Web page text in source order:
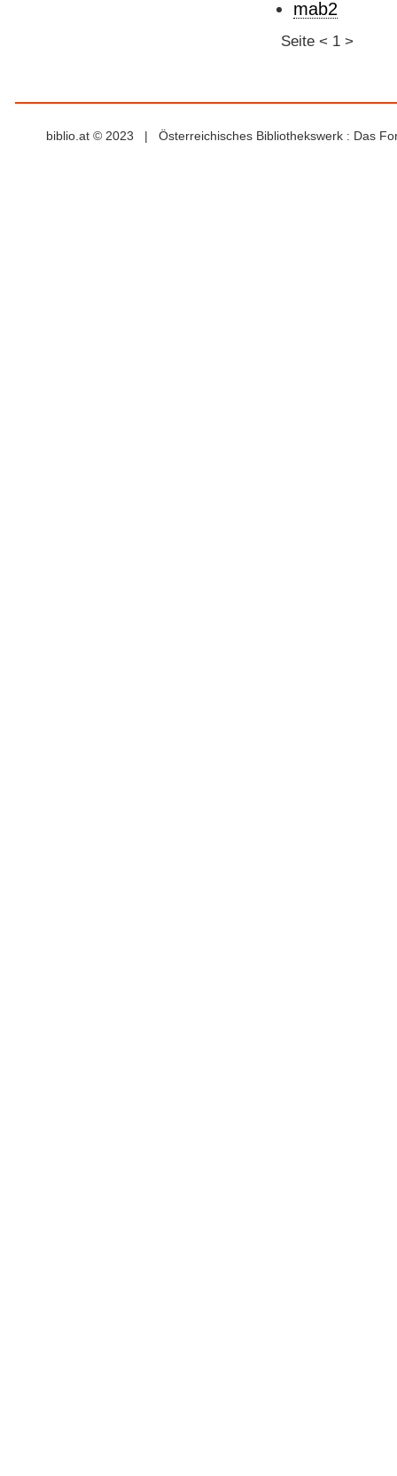
mab2
Seite < 1 >
biblio.at © 2023 | Österreichisches Bibliothekswerk : Das